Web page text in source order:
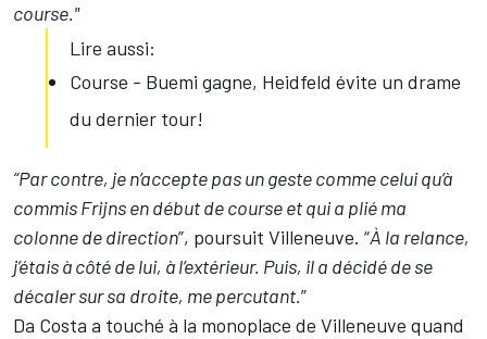
course."
Lire aussi:
Course - Buemi gagne, Heidfeld évite un drame
du dernier tour!
“Par contre, je n’accepte pas un geste comme celui qu’à
commis Frijns en début de course et qui a plié ma
colonne de direction”, poursuit Villeneuve. “À la relance,
j’étais à côté de lui, à l’extérieur. Puis, il a décidé de se
décaler sur sa droite, me percutant.”
Da Costa a touché à la monoplace de Villeneuve quand